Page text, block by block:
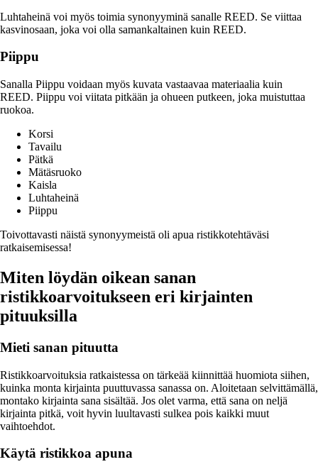
Luhtaheinä voi myös toimia synonyyminä sanalle REED. Se viittaa
kasvinosaan, joka voi olla samankaltainen kuin REED.
Piippu
Sanalla Piippu voidaan myös kuvata vastaavaa materiaalia kuin
REED. Piippu voi viitata pitkään ja ohueen putkeen, joka muistuttaa
ruokoa.
Korsi
Tavailu
Pätkä
Mätäsruoko
Kaisla
Luhtaheinä
Piippu
Toivottavasti näistä synonyymeistä oli apua ristikkotehtäväsi
ratkaisemisessa!
Miten löydän oikean sanan
ristikkoarvoitukseen eri kirjainten
pituuksilla
Mieti sanan pituutta
Ristikkoarvoituksia ratkaistessa on tärkeää kiinnittää huomiota siihen,
kuinka monta kirjainta puuttuvassa sanassa on. Aloitetaan selvittämällä,
montako kirjainta sana sisältää. Jos olet varma, että sana on neljä
kirjainta pitkä, voit hyvin luultavasti sulkea pois kaikki muut
vaihtoehdot.
Käytä ristikkoa apuna